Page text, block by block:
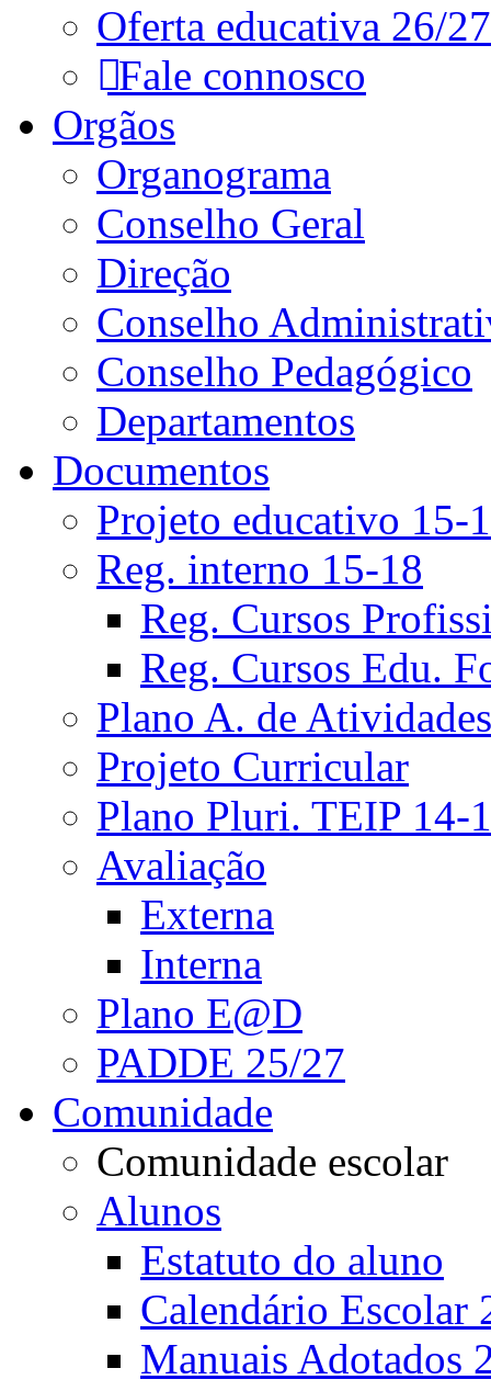
Oferta educativa 26/27
Fale connosco
Orgãos
Organograma
Conselho Geral
Direção
Conselho
Conselho Pedagógico
Departamentos
Documentos
Projeto educativo 15-
Reg. interno 15-18
Reg. Cursos
Reg. Cursos Edu.
Plano A. de Atividades
Projeto Curricular
Plano Pluri. TEIP 14-
Avaliação
Externa
Interna
Plano E@D
PADDE 25/27
Comunidade
Comunidade escolar
Alunos
Estatuto do aluno
Calendário Escolar
Manuais Adotados